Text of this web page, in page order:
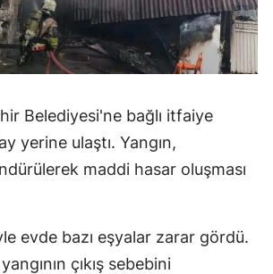
Belediyesi'ne bağlı itfaiye
yerine ulaştı. Yangın,
maddi hasar oluşması
evde bazı eşyalar zarar gördü.
çıkış sebebini